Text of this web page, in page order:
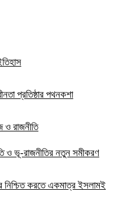
প্রতিষ্ঠার পথনকশা
ও রাজনীতি
ও ভূ-রাজনীতির নতুন সমীকরণ
নিশ্চিত করতে একমাত্র ইসলামই